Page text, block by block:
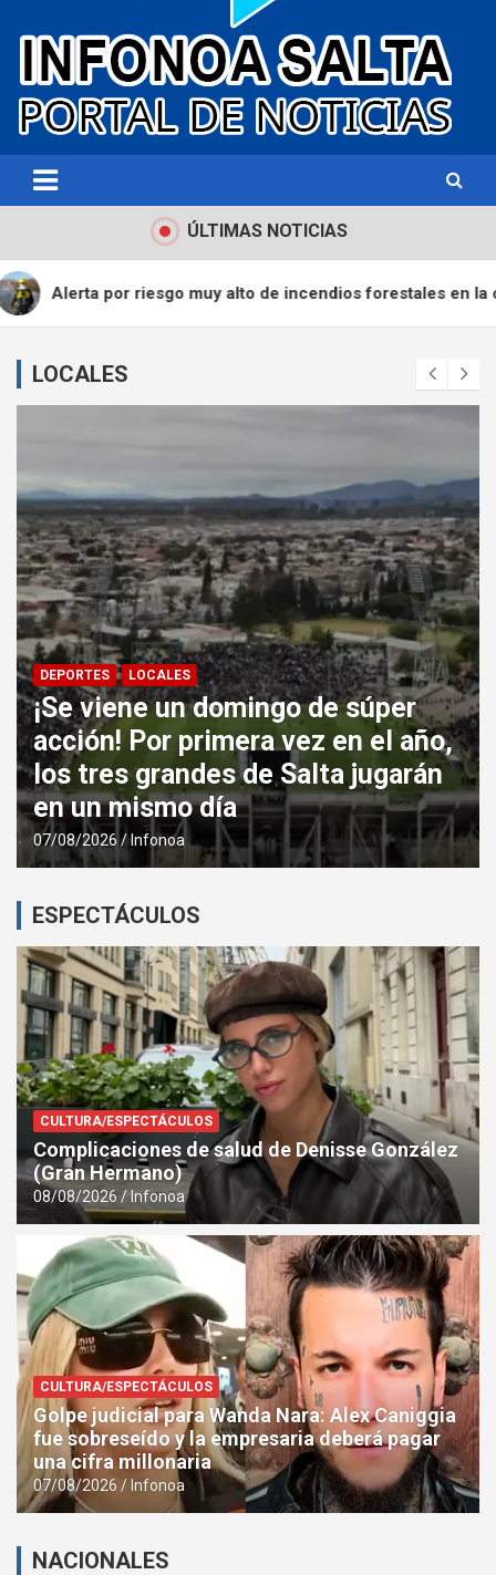
Infonoa Salta
ÚLTIMAS NOTICIAS
en la ciudad Una denuncia web permitió
LOCALES
DEPORTES LOCALES
La Policía brindó seguridad en el
partido entre Central Norte y
Atlético Los Andes
07/08/2026 Infonoa
ESPECTÁCULOS
CULTURA/ESPECTÁCULOS
Complicaciones de salud de Denisse González
(Gran Hermano)
08/08/2026 Infonoa
CULTURA/ESPECTÁCULOS
Golpe judicial para Wanda Nara: Alex Caniggia
fue sobreseído y la empresaria deberá pagar
una cifra millonaria
07/08/2026 Infonoa
NACIONALES